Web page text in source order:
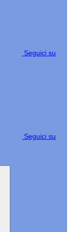
Seguici su
Seguici su